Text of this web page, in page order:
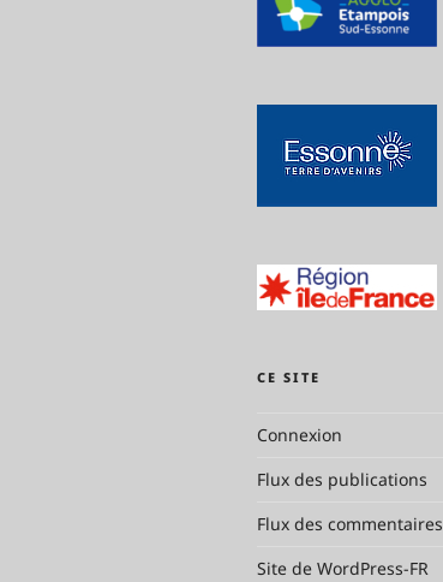
CE SITE
Connexion
Flux des publications
Flux des commentaires
Site de WordPress-FR